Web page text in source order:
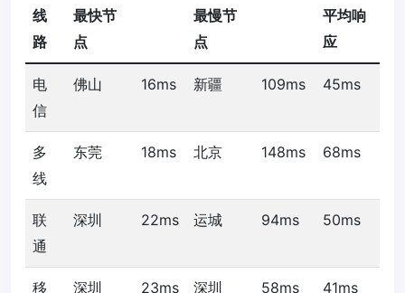
线
路
最快节
点
最慢节
点
平均响
应
电
信
佛山 16ms 新疆 109ms 45ms
多
线
东莞 18ms 北京 148ms 68ms
联
通
深圳 22ms 运城 94ms 50ms
移 深圳 23ms 深圳 58ms 41ms